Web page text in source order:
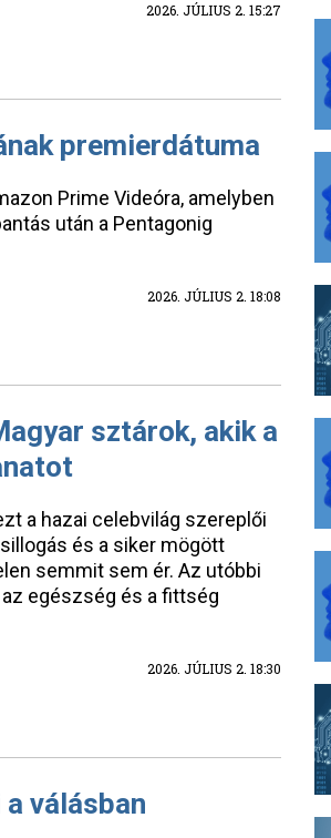
2026. JÚLIUS 2. 15:27
premierdátuma
Prime Videóra, amelyben
után a Pentagonig
2026. JÚLIUS 2. 18:08
sztárok, akik a
a hazai celebvilág szereplői
és a siker mögött
semmit sem ér. Az utóbbi
egészség és a fittség
2026. JÚLIUS 2. 18:30
válásban